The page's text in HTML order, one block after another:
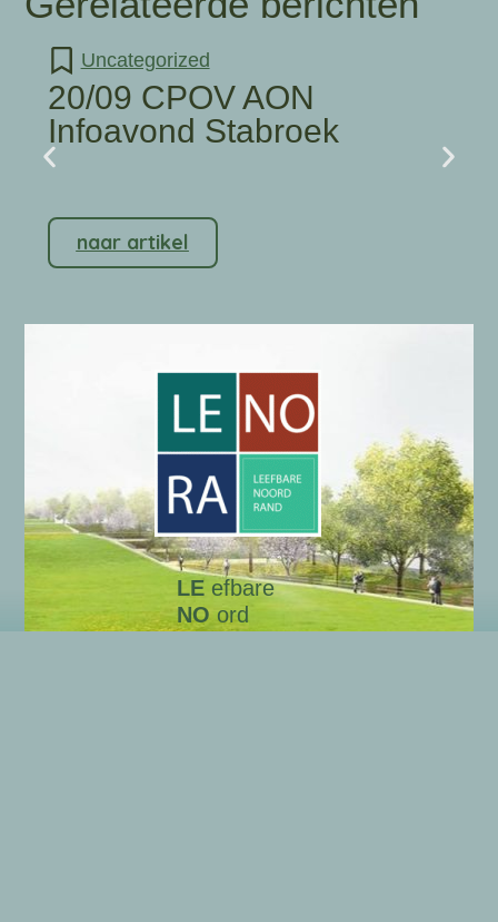
Uncategorized
20/09 CPOV AON
Infoavond Stabroek
naar artikel
LE efbare
NOord